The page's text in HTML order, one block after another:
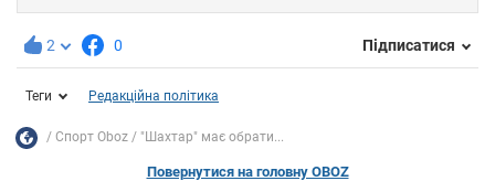
2 0 Підписатися
Теги Редакційна політика
Спорт Oboz "Шахтар" має обрати...
Повернутися на головну OBOZ